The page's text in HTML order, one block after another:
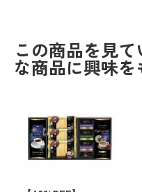
この商品を見
な商品に興味